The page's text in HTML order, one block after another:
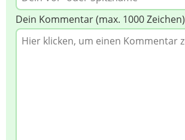
Dein Kommentar (max. 1000 Zeichen)